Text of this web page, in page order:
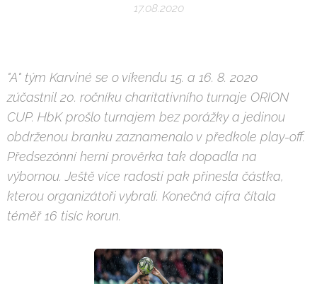
17.08.2020
"A" tým Karviné se o víkendu 15. a 16. 8. 2020
zúčastnil 20. ročníku charitativního turnaje ORION
CUP. HbK prošlo turnajem bez porážky a jedinou
obdrženou branku zaznamenalo v předkole play-off.
Předsezónní herní prověrka tak dopadla na
výbornou. Ještě více radosti pak přinesla částka,
kterou organizátoři vybrali. Konečná cifra čítala
téměř 16 tisíc korun.